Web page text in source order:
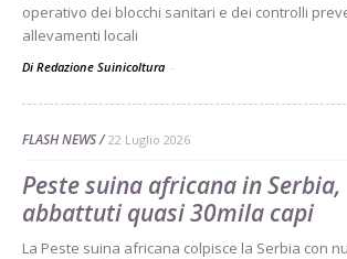
operativo dei blocchi sanitari e dei controlli
allevamenti locali
Di Redazione Suinicoltura -
FLASH NEWS 22 Luglio 2026
Peste suina africana in Serbia,
abbattuti quasi 30mila capi
La Peste suina africana colpisce la Serbia con